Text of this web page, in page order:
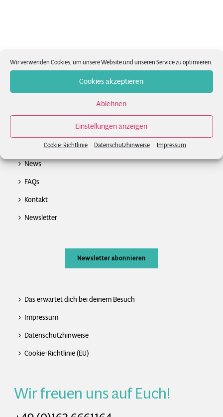
Wir verwenden Cookies, um unsere Website und unseren Service zu optimieren.
Cookies akzeptieren
Ablehnen
Einstellungen anzeigen
Cookie-Richtlinie Datenschutzhinweise Impressum
News
FAQs
Kontakt
Newsletter
Newsletter abonnieren
Das erwartet dich bei deinem Besuch
Impressum
Datenschutzhinweise
Cookie-Richtlinie (EU)
Wir freuen uns auf Euch!